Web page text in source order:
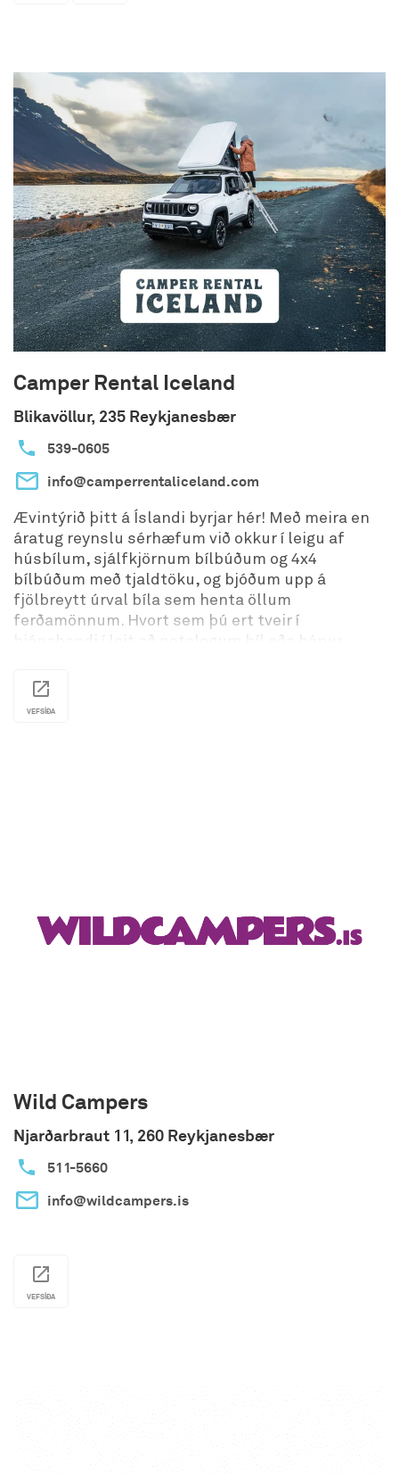
Camper Rental Iceland
Blikavöllur, 235 Reykjanesbær
539-0605
info@camperrentaliceland.com
Ævintýrið þitt á Íslandi byrjar hér! Með meira en
áratug reynslu sérhæfum við okkur í leigu af
húsbílum, sjálfkjörnum bílbúðum og 4x4
bílbúðum með tjaldtöku, og bjóðum upp á
fjölbreytt úrval bíla sem henta öllum
ferðamönnum. Hvort sem þú ert tveir í
sem þú þarft—á frábæru verði. Þægilega
staðsett nokkra mínútur frá Keflavíkurflugvelli,
VEFSÍÐA
Wild Campers
Njarðarbraut 11, 260 Reykjanesbær
511-5660
info@wildcampers.is
VEFSÍÐA